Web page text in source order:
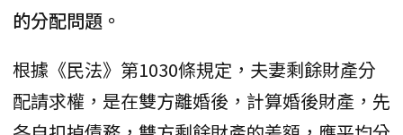
的分配問題。
根據《民法》第1030條規定，夫妻剩餘財產分
配請求權，是在雙方離婚後，計算婚後財產，先